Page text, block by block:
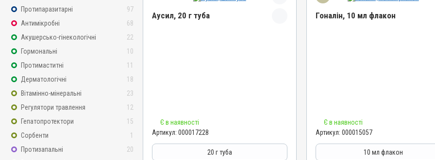
Протипаразитарні
97
Антимікробні
68
Акушерсько-гінекологічні
22
Гормональні
10
Протимаститні
11
Дерматологічні
18
Вітамінно-мінеральні
23
Регулятори травлення
12
Гепатопротектори
15
Сорбенти
1
Протизапальні
20
Аусил, 20 г туба
АВ-09424-01-20
Дерматологічні, Інсектоакарицидні,
Є в наявності
Артикул: 000017228
20 г туба
Гоналін, 10 мл флакон
АВ-07493-01-18
Гормональні, Акушерсько-гінекологічні
Є в наявності
Артикул: 000015057
10 мл флакон